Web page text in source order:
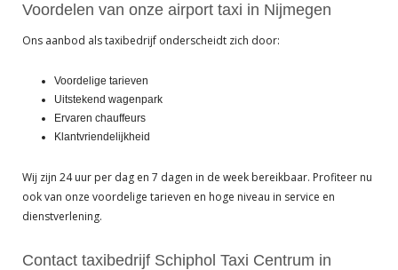
Voordelen van onze airport taxi in Nijmegen
Ons aanbod als taxibedrijf onderscheidt zich door:
Voordelige tarieven
Uitstekend wagenpark
Ervaren chauffeurs
Klantvriendelijkheid
Wij zijn 24 uur per dag en 7 dagen in de week bereikbaar. Profiteer nu
ook van onze voordelige tarieven en hoge niveau in service en
dienstverlening.
Contact taxibedrijf Schiphol Taxi Centrum in